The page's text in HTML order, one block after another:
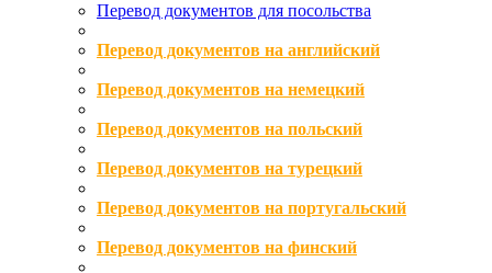
Перевод документов для посольства
Перевод документов на английский
Перевод документов на немецкий
Перевод документов на польский
Перевод документов на турецкий
Перевод документов на португальский
Перевод документов на финский